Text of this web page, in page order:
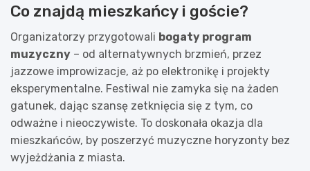
Co znajdą mieszkańcy i goście?
Organizatorzy przygotowali bogaty program
muzyczny – od alternatywnych brzmień, przez
jazzowe improwizacje, aż po elektronikę i projekty
eksperymentalne. Festiwal nie zamyka się na żaden
gatunek, dając szansę zetknięcia się z tym, co
odważne i nieoczywiste. To doskonała okazja dla
mieszkańców, by poszerzyć muzyczne horyzonty bez
wyjeżdżania z miasta.